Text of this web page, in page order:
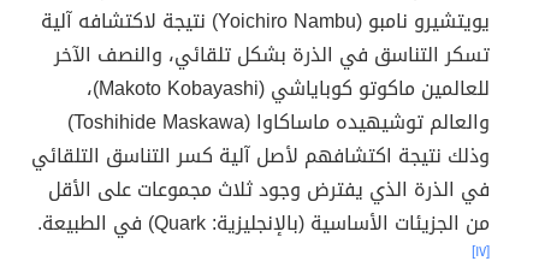
يويتشيرو نامبو (Yoichiro Nambu) نتيجة لاكتشافه آلية
تسكر التناسق في الذرة بشكل تلقائي، والنصف الآخر
للعالمين ماكوتو كوباياشي (Makoto Kobayashi)،
والعالم توشيهيده ماساكاوا (Toshihide Maskawa)
وذلك نتيجة اكتشافهم لأصل آلية كسر التناسق التلقائي
في الذرة الذي يفترض وجود ثلاث مجموعات على الأقل
من الجزيئات الأساسية (بالإنجليزية: Quark) في الطبيعة.
[١٧]